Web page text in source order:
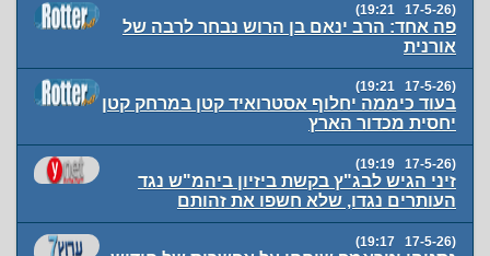
(17-5-26 19:21)
פה אחד: הרב ינאם בן הרוש נבחר לרבה של
אורנית
(17-5-26 19:21)
בעוד כיממה יחלוף אסטרואיד קטן במרחק קטן
יחסית מכדור הארץ
(17-5-26 19:19)
זיני הגיש לבג"ץ בקשת ביזיון ביהמ"ש נגד
העותרים נגדו, שלא חשפו את זהותם
(17-5-26 19:17)